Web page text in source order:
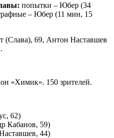
попытки – Юбер (34
– Юбер (11 мин, 15
(Слава), 69, Антон Наставшев
«Химик». 150 зрителей.
62)
Кабанов, 59)
44)